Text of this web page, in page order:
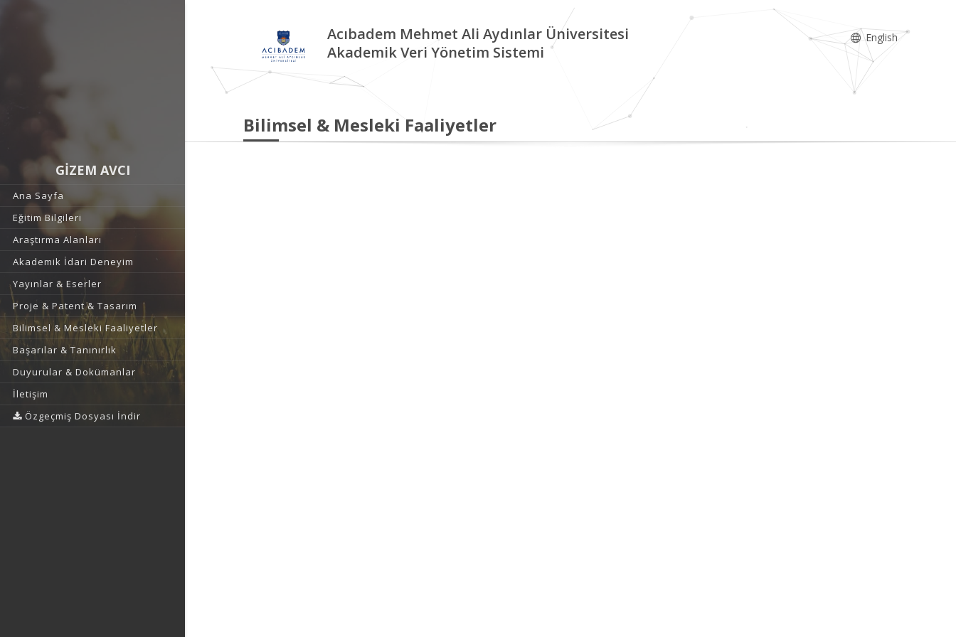
GİZEM AVCI
Ana Sayfa
Eğitim Bilgileri
Araştırma Alanları
Akademik İdari Deneyim
Yayınlar & Eserler
Proje & Patent & Tasarım
Bilimsel & Mesleki Faaliyetler
Başarılar & Tanınırlık
Duyurular & Dokümanlar
İletişim
Özgeçmiş Dosyası İndir
Acıbadem Mehmet Ali Aydınlar Üniversitesi
Akademik Veri Yönetim Sistemi
English
Bilimsel & Mesleki Faaliyetler